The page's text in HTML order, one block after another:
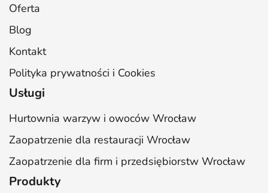
Oferta
Blog
Kontakt
Polityka prywatności i Cookies
Usługi
Hurtownia warzyw i owoców Wrocław
Zaopatrzenie dla restauracji Wrocław
Zaopatrzenie dla firm i przedsiębiorstw Wrocław
Produkty